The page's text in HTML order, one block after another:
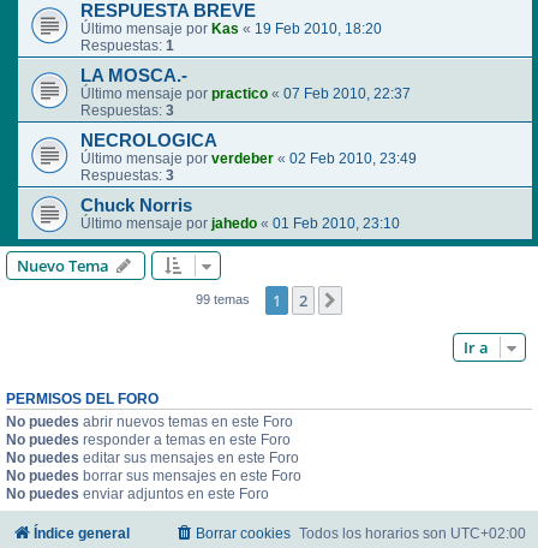
RESPUESTA BREVE
Último mensaje por Kas « 19 Feb 2010, 18:20
Respuestas: 1
LA MOSCA.-
Último mensaje por practico « 07 Feb 2010, 22:37
Respuestas: 3
NECROLOGICA
Último mensaje por verdeber « 02 Feb 2010, 23:49
Respuestas: 3
Chuck Norris
Último mensaje por jahedo « 01 Feb 2010, 23:10
Nuevo Tema
99 temas 1 2
Ir a
PERMISOS DEL FORO
No puedes abrir nuevos temas en este Foro
No puedes responder a temas en este Foro
No puedes editar sus mensajes en este Foro
No puedes borrar sus mensajes en este Foro
No puedes enviar adjuntos en este Foro
Índice general Todos los horarios son UTC+02:00
Borrar cookies